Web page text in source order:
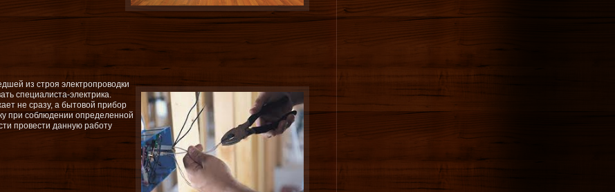
из строя электропроводки
специалиста-электрика.
не сразу, а бытовой прибор
при соблюдении определенной
провести данную работу